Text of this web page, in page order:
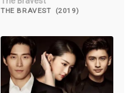
THE BRAVEST (2019)